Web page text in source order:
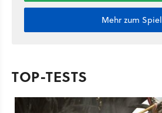
Mehr zum Spiel
TOP-TESTS